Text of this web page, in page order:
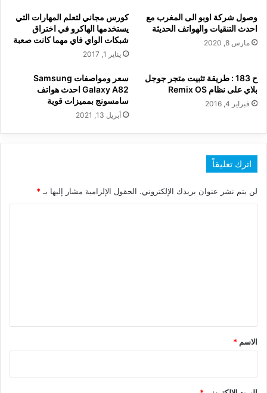
وصول شركة اوبو الى المغرب مع
احدث التنقيات والهواتف الحديثة
مارس 8, 2020
كورس مجاني لتعلم المهارات التي
يستخدمها الهاكرو في اختراق
شبكات الواي فاي مهما كانت صعبة
يناير 1, 2017
ح 183 : طريقة تثبيت متجر جوجل
بلاي على نظام Remix OS
فبراير 4, 2016
سعر ومواصفات Samsung
Galaxy A82 احدث هواتف
سامسونج بمميزات قوية
أبريل 13, 2021
اترك تعليقاً
لن يتم نشر عنوان بريدك الإلكتروني. الحقول الإلزامية مشار إليها بـ *
*
الاسم *